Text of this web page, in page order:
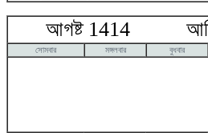
আগষ্ট 1414
সোমবার মঙ্গলবার বুধবার